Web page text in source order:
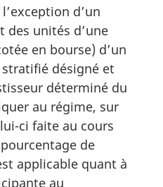
d’un
unités d’une
en bourse) d’un
désigné et
déterminé du
au régime, sur
ci faite au cours
de
applicable quant à
au